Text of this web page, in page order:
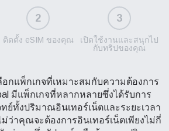
2
ติดตั้ง eSIM ของคุณ
3
เปิดใช้งานและสนุกไป
กับทริปของคุณ
กแพ็กเกจที่เหมาะสมกับความต้องการ
มีแพ็กเกจที่หลากหลายซึ่งได้รับการ
ย์ทั้งปริมาณอินเทอร์เน็ตและระยะเวลา
ว่าคุณจะต้องการอินเทอร์เน็ตเพียงไม่กี่